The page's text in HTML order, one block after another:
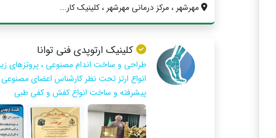
مهرشهر ، مرکز درمانی مهرشهر ، کلینیک کار...
کلینیک ارتوپدی فنی توانا
طراحی و ساخت اندام مصنوعی ، پروتزهای
انواع ارتز تحت نظر کارشناس اعضای
پیشرفته و ساخت انواع کفش و کفی طبی